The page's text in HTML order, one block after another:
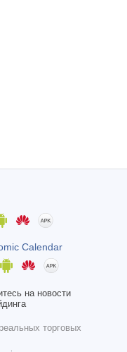
Calendar
на новости
торговых